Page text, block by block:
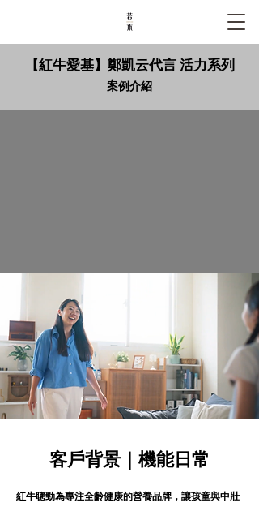
【紅牛愛基】鄭凱云代言 活力系列
案例介紹
客戶背景｜機能日常
紅牛聰勁為專注全齡健康的營養品牌，讓孩童與中壯